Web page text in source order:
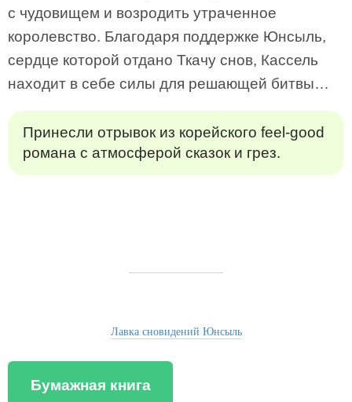
с чудовищем и возродить утраченное
королевство. Благодаря поддержке Юнсыль,
сердце которой отдано Ткачу снов, Кассель
находит в себе силы для решающей битвы…
Принесли отрывок из корейского feel-good
романа с атмосферой сказок и грез.
Лавка сновидений Юнсыль
Бумажная книга